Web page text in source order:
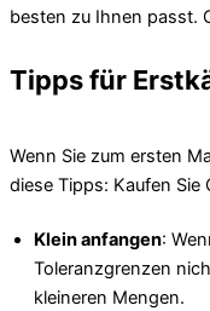
besten zu Ihnen passt.
Tipps für
Wenn Sie zum ersten
diese Tipps: Kaufen
Klein anfangen:
Toleranzgrenzen
kleineren Mengen.